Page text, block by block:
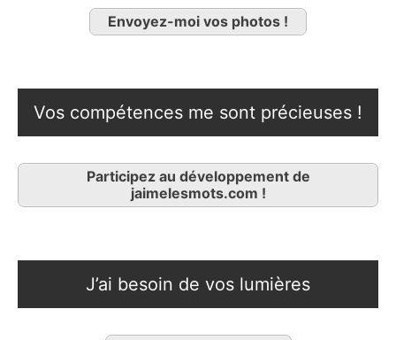
Envoyez-moi vos photos !
Vos compétences me sont précieuses !
Participez au développement de
jaimelesmots.com !
J’ai besoin de vos lumières